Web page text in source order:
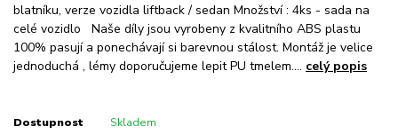
blatníku, verze vozidla liftback / sedan Množství : 4ks - sada na
celé vozidlo Naše díly jsou vyrobeny z kvalitního ABS plastu
100% pasují a ponechávají si barevnou stálost. Montáž je velice
jednoduchá , lémy doporučujeme lepit PU tmelem.... celý popis
Dostupnost Skladem